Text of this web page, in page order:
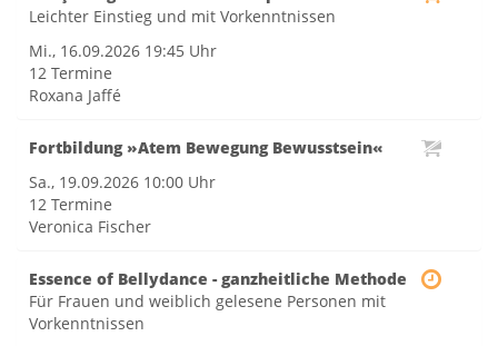
Leichter Einstieg und mit Vorkenntnissen
Mi., 16.09.2026 19:45 Uhr
12 Termine
Roxana Jaffé
Fortbildung »Atem Bewegung Bewusstsein«
Sa., 19.09.2026 10:00 Uhr
12 Termine
Veronica Fischer
Essence of Bellydance - ganzheitliche Methode
Für Frauen und weiblich gelesene Personen mit
Vorkenntnissen